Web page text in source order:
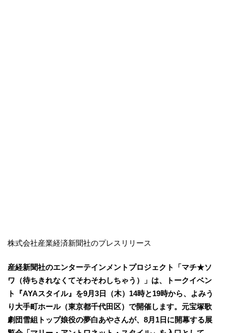
株式会社産業経済新聞社のプレスリリース
産経新聞社のエンターテインメントプロジェクト「マチ★ソ
ワ（待ちきれなくてそわそわしちゃう）」は、トークイベン
ト『AYAスタイル』を9月3日（木）14時と19時から、よみう
り大手町ホール（東京都千代田区）で開催します。元宝塚歌
劇団雪組トップ娘役の夢白あやさんが、8月1日に開幕する展